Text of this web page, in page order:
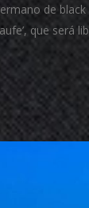
de
que